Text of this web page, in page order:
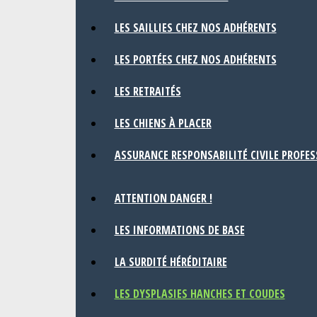
LES SAILLIES CHEZ NOS ADHÉRENTS
LES PORTÉES CHEZ NOS ADHÉRENTS
LES RETRAITÉS
LES CHIENS À PLACER
ASSURANCE RESPONSABILITÉ CIVILE
ATTENTION DANGER !
LES INFORMATIONS DE BASE
LA SURDITÉ HÉRÉDITAIRE
LES DYSPLASIES HANCHES ET COUDES